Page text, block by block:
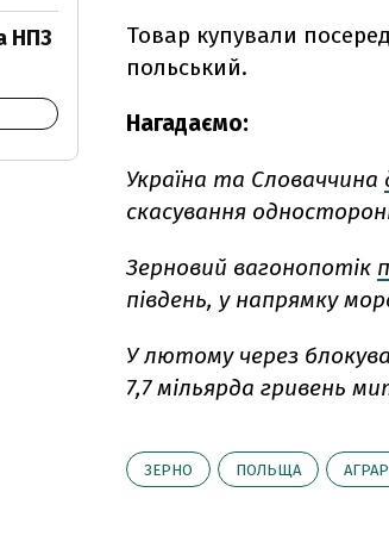
Товар купували
польський.
Нагадаємо:
Україна та Словаччина
скасування
Зерновий вагонопотік
південь, у напрямку
У лютому через
7,7 мільярда гривень
ЗЕРНО ПОЛЬЩА
НПЗ